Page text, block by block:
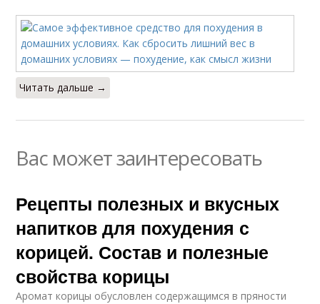
Читать дальше →
Вас может заинтересовать
Рецепты полезных и вкусных
напитков для похудения с
корицей. Состав и полезные
свойства корицы
Аромат корицы обусловлен содержащимся в пряности